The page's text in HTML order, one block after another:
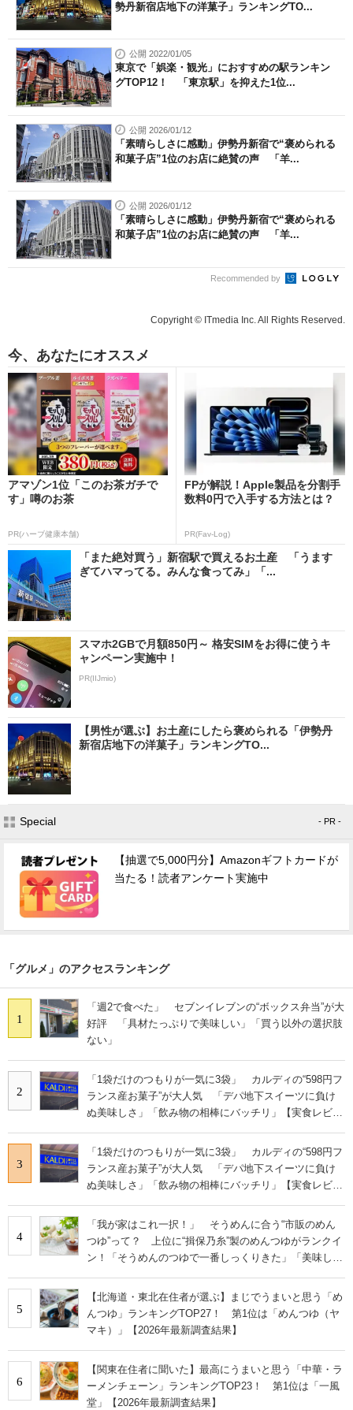
勢丹新宿店地下の洋菓子」ランキングTO...
公開 2022/01/05
東京で「娯楽・観光」におすすめの駅ランキン
グTOP12！ 「東京駅」を抑えた1位...
公開 2026/01/12
「素晴らしさに感動」伊勢丹新宿で“褒められる
和菓子店”1位のお店に絶賛の声 「羊...
公開 2026/01/12
「素晴らしさに感動」伊勢丹新宿で“褒められる
和菓子店”1位のお店に絶賛の声 「羊...
Recommended by
Copyright © ITmedia Inc. All Rights Reserved.
今、あなたにオススメ
アマゾン1位「このお茶ガチで
す」噂のお茶
PR(ハーブ健康本舗)
FPが解説！Apple製品を分割手
数料0円で入手する方法とは？
PR(Fav-Log)
「また絶対買う」新宿駅で買えるお土産 「うます
ぎてハマってる。みんな食ってみ」「...
スマホ2GBで月額850円～ 格安SIMをお得に使うキ
ャンペーン実施中！
PR(IIJmio)
【男性が選ぶ】お土産にしたら褒められる「伊勢丹
新宿店地下の洋菓子」ランキングTO...
Special - PR -
【抽選で5,000円分】Amazonギフトカードが
当たる！読者アンケート実施中
「グルメ」のアクセスランキング
1
「週2で食べた」 セブンイレブンの“ボックス弁当”が大
好評 「具材たっぷりで美味しい」「買う以外の選択肢
ない」
2
「1袋だけのつもりが一気に3袋」 カルディの“598円フ
ランス産お菓子”が大人気 「デパ地下スイーツに負け
ぬ美味しさ」「飲み物の相棒にバッチリ」【実食レビュ
3
「1袋だけのつもりが一気に3袋」 カルディの“598円フ
ランス産お菓子”が大人気 「デパ地下スイーツに負け
ぬ美味しさ」「飲み物の相棒にバッチリ」【実食レビュ
4
「我が家はこれ一択！」 そうめんに合う“市販のめん
つゆ”って？ 上位に“揖保乃糸”製のめんつゆがランクイ
ン！「そうめんのつゆで一番しっくりきた」「美味しす
5
【北海道・東北在住者が選ぶ】まじでうまいと思う「め
んつゆ」ランキングTOP27！ 第1位は「めんつゆ（ヤ
マキ）」【2026年最新調査結果】
6
【関東在住者に聞いた】最高にうまいと思う「中華・ラ
ーメンチェーン」ランキングTOP23！ 第1位は「一風
堂」【2026年最新調査結果】